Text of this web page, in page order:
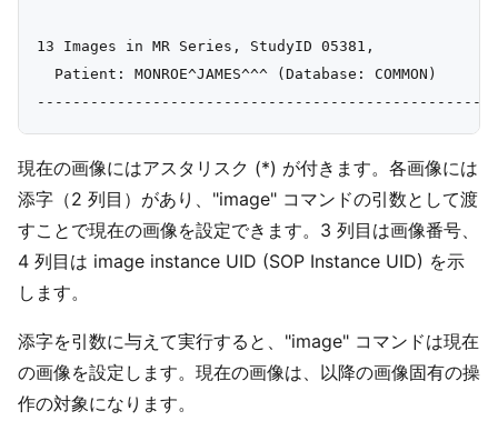
13 Images in MR Series, StudyID 05381,
  Patient: MONROE^JAMES^^^ (Database: COMMON)
現在の画像にはアスタリスク (*) が付きます。各画像には
添字（2 列目）があり、"image" コマンドの引数として渡
すことで現在の画像を設定できます。3 列目は画像番号、
4 列目は image instance UID (SOP Instance UID) を示
します。
添字を引数に与えて実行すると、"image" コマンドは現在
の画像を設定します。現在の画像は、以降の画像固有の操
作の対象になります。